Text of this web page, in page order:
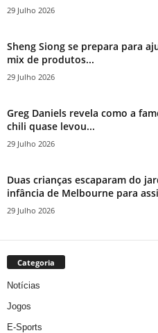
29 Julho 2026
Sheng Siong se prepara para
mix de produtos...
29 Julho 2026
Greg Daniels revela como a
chili quase levou...
29 Julho 2026
Duas crianças escaparam do
infância de Melbourne para
29 Julho 2026
Categoria
Notícias
Jogos
E-Sports